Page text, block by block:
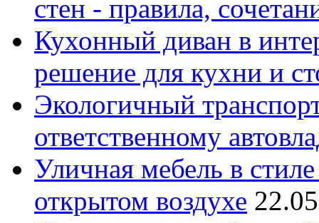
стен - правила,
Кухонный диван в
решение для кухни и
Экологичный
ответственному
Уличная мебель в
открытом воздухе